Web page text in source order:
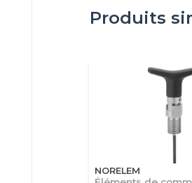
Produits
NORELEM